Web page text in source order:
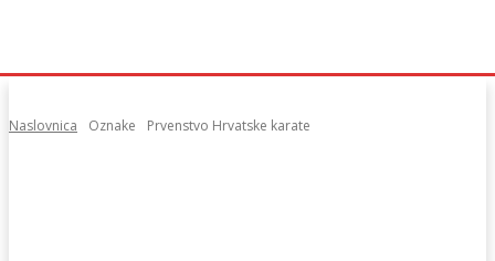
Naslovnica Oznake Prvenstvo Hrvatske karate